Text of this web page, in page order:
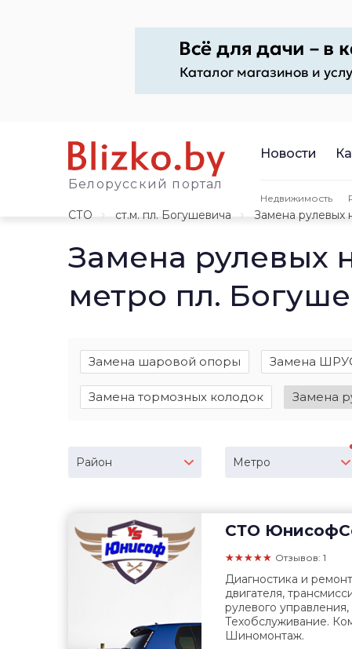
Белорусский портал
Новости
Недвижимость
СТО
ст.м. пл. Богушевича Замена рулевых
Замена рулевых
метро пл.
Замена шаровой опоры Замена
Замена тормозных колодок Замена
Район Метро
СТО
★★★★★ Отзывов: 1
Диагностика и
двигателя,
рулевого
Техобслуживание.
Шиномонтаж.